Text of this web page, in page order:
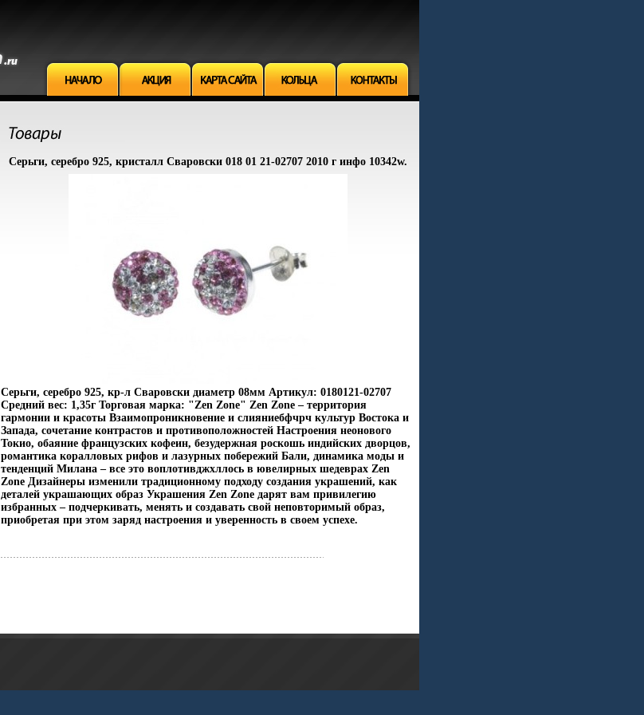
Серьги, серебро 925, кристалл Сваровски 018 01 21-02707 2010 г инфо 10342w.
Серьги, серебро 925, кр-л Сваровски диаметр 08мм Артикул: 0180121-02707
Средний вес: 1,35г Торговая марка: "Zen Zone" Zen Zone – территория
гармонии и красоты Взаимопроникновение и слияниебфчрч культур Востока и
Запада, сочетание контрастов и противоположностей Настроения неонового
Токио, обаяние французских кофеин, безудержная роскошь индийских дворцов,
романтика коралловых рифов и лазурных побережий Бали, динамика моды и
тенденций Милана – все это воплотивджхллось в ювелирных шедеврах Zen
Zone Дизайнеры изменили традиционному подходу создания украшений, как
деталей украшающих образ Украшения Zen Zone дарят вам привилегию
избранных – подчеркивать, менять и создавать свой неповторимый образ,
приобретая при этом заряд настроения и уверенность в своем успехе.